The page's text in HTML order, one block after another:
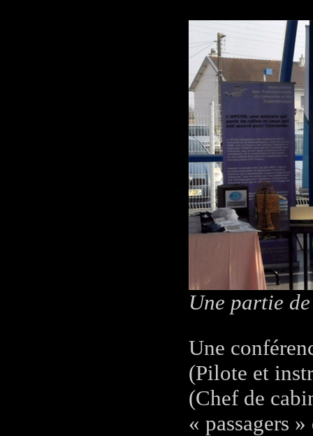
Une partie
Une
(Pilote et
(Chef de
« passagers